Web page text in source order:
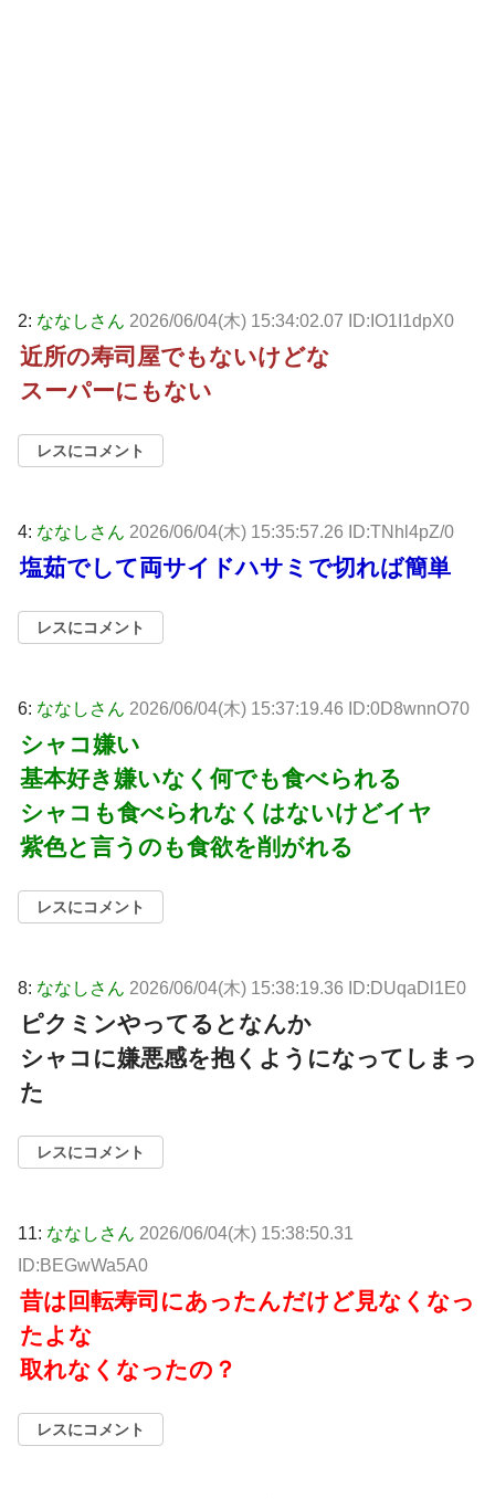
2: ななしさん 2026/06/04(木) 15:34:02.07 ID:IO1I1dpX0
近所の寿司屋でもないけどな
スーパーにもない
レスにコメント
4: ななしさん 2026/06/04(木) 15:35:57.26 ID:TNhl4pZ/0
塩茹でして両サイドハサミで切れば簡単
レスにコメント
6: ななしさん 2026/06/04(木) 15:37:19.46 ID:0D8wnnO70
シャコ嫌い
基本好き嫌いなく何でも食べられる
シャコも食べられなくはないけどイヤ
紫色と言うのも食欲を削がれる
レスにコメント
8: ななしさん 2026/06/04(木) 15:38:19.36 ID:DUqaDl1E0
ピクミンやってるとなんか
シャコに嫌悪感を抱くようになってしまっ
た
レスにコメント
11: ななしさん 2026/06/04(木) 15:38:50.31
ID:BEGwWa5A0
昔は回転寿司にあったんだけど見なくなっ
たよな
取れなくなったの？
レスにコメント